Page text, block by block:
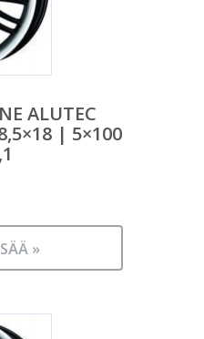
ALUTEC
| 5×100
»